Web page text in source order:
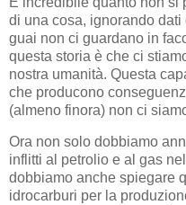
di una cosa, ignorando
guai non ci guardano in
questa storia è che ci
nostra umanità. Questa
che producono
(almeno finora) non ci
Ora non solo dobbiamo
inflitti al petrolio e al gas
dobbiamo anche spiegare
idrocarburi per la